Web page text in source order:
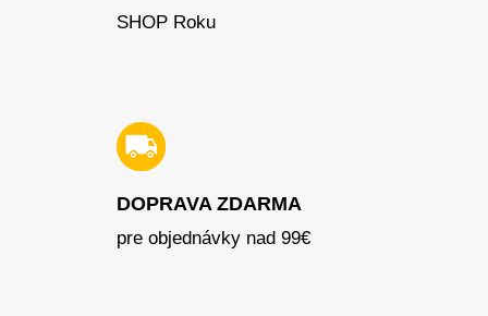
SHOP Roku
DOPRAVA ZDARMA
pre objednávky nad 99€